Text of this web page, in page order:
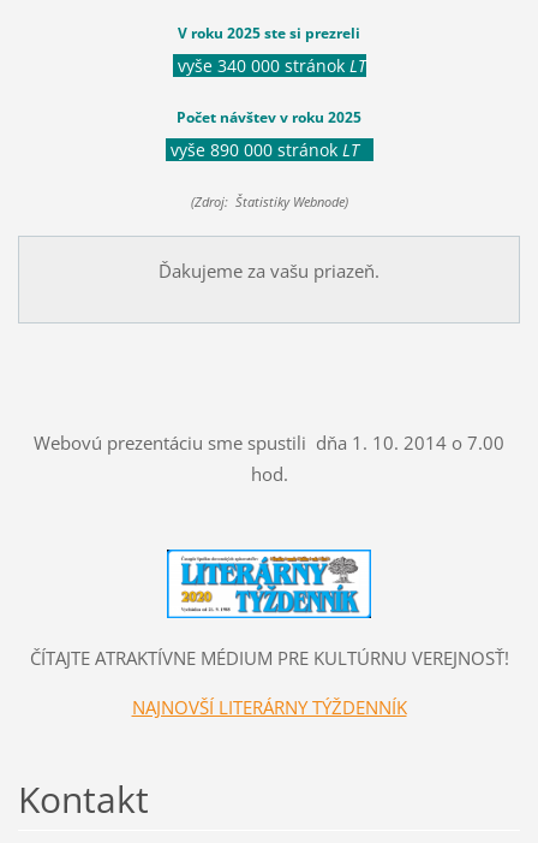
V roku 2025 ste si prezreli
vyše 340 000 stránok LT
Počet návštev v roku 2025
vyše 890 000 stránok LT
(Zdroj: Štatistiky Webnode)
Ďakujeme za vašu priazeň.
Webovú prezentáciu sme spustili dňa 1. 10. 2014 o 7.00
hod.
ČÍTAJTE ATRAKTÍVNE MÉDIUM PRE KULTÚRNU VEREJNOSŤ!
NAJNOVŠÍ LITERÁRNY TÝŽDENNÍK
Kontakt